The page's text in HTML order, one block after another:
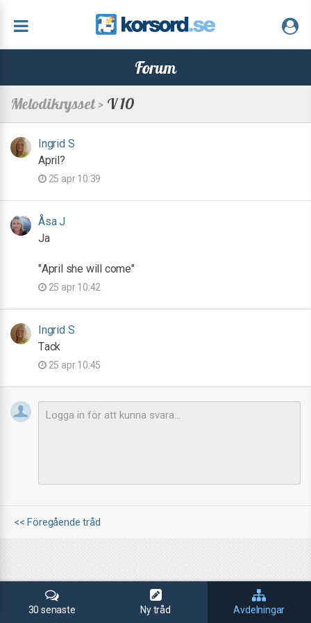
Forum
Melodikrysset > V 10
Ingrid S
April?
25 apr 10:39
Åsa J
Ja
"April she will come"
25 apr 10:42
Ingrid S
Tack
25 apr 10:45
<< Föregående tråd
30 senaste Ny tråd Avdelningar